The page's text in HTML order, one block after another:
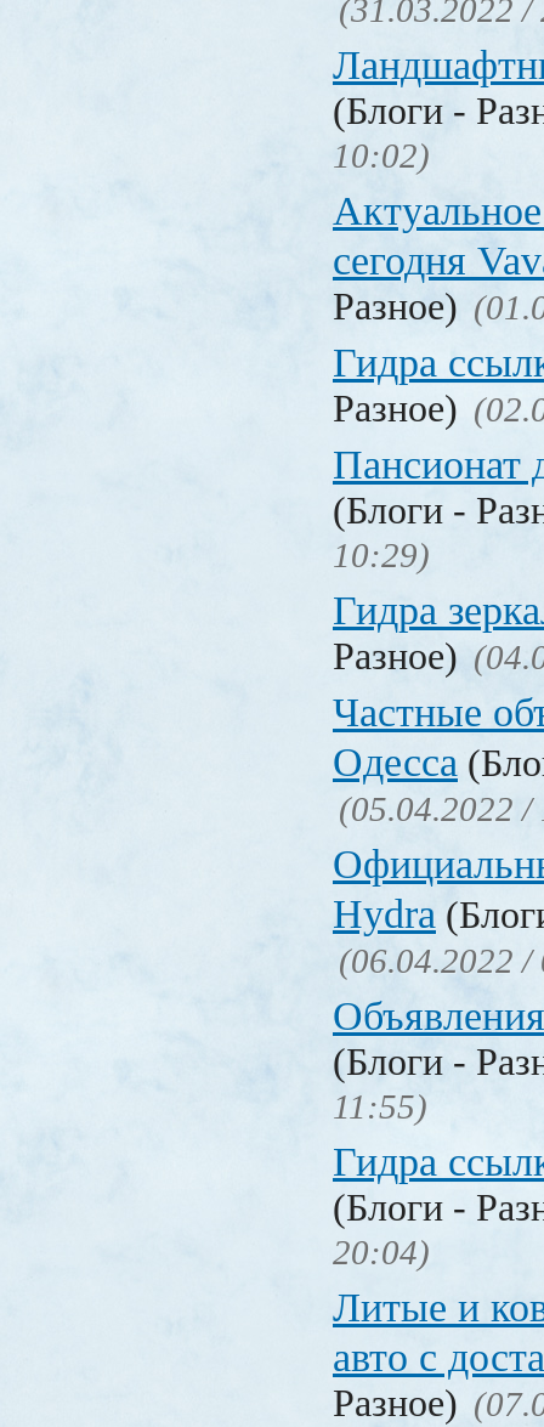
(31.03.2022 /
(Блоги -
10:02)
сегодня
Разное)
Гидра
Разное)
Пансионат
(Блоги -
10:29)
Гидра
Разное)
Частные
Одесса
(05.04.2022 /
Hydra
(06.04.2022 /
(Блоги -
11:55)
Гидра
(Блоги -
20:04)
Литые и
авто с
Разное)